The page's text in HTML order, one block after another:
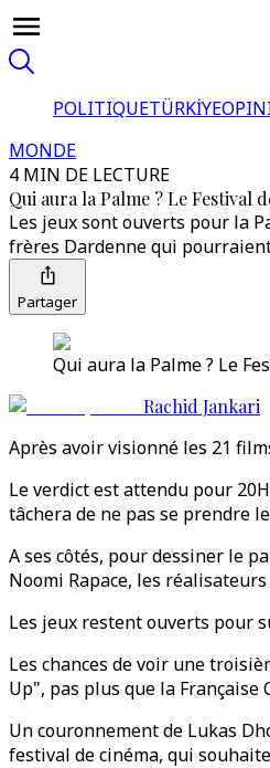
POLITIQUETÜRKİYE
MONDE
4 MIN DE LECTURE
Qui aura la Palme ? Le Festival
Les jeux sont ouverts pour la
frères Dardenne qui
Partager
Qui aura la Palme ? Le
Rachid Jankari
Après avoir visionné les 21
Le verdict est attendu pour
tâchera de ne pas se prendre
A ses côtés, pour dessiner le
Noomi Rapace, les
Les jeux restent ouverts pour
Les chances de voir une
Up", pas plus que la
Un couronnement de Lukas
festival de cinéma, qui